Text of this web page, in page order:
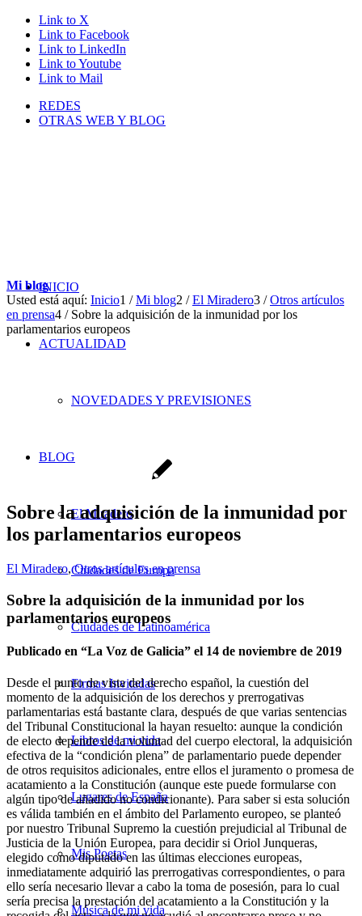
Link to X
Link to Facebook
Link to LinkedIn
Link to Youtube
Link to Mail
REDES
OTRAS WEB Y BLOG
INICIO
ACTUALIDAD
NOVEDADES Y PREVISIONES
BLOG
El Miradero
Ciudades de Europa
Ciudades de Latinoamérica
Firmas Invitadas
Libros de mi vida
Lugares de España
Mis Poetas
Música de mi vida
Mi blog
Usted está aquí: Inicio1 / Mi blog2 / El Miradero3 / Otros artículos
en prensa4 / Sobre la adquisición de la inmunidad por los
parlamentarios europeos
Sobre la adquisición de la inmunidad por
los parlamentarios europeos
El Miradero,Otros artículos en prensa
Sobre la adquisición de la inmunidad por los
parlamentarios europeos
Publicado en “La Voz de Galicia” el 14 de noviembre de 2019
Desde el punto de vista del derecho español, la cuestión del
momento de la adquisición de los derechos y prerrogativas
parlamentarias está bastante clara, después de que varias sentencias
del Tribunal Constitucional la hayan resuelto: aunque la condición
de electo depende de la voluntad del cuerpo electoral, la adquisición
efectiva de la “condición plena” de parlamentario puede depender
de otros requisitos adicionales, entre ellos el juramento o promesa de
acatamiento a la Constitución (aunque este puede formularse con
algún tipo de añadido no condicionante). Para saber si esta solución
es válida también en el ámbito del Parlamento europeo, se planteó
por nuestro Tribunal Supremo la cuestión prejudicial al Tribunal de
Justicia de la Unión Europea, para decidir si Oriol Junqueras,
elegido como diputado en las últimas elecciones europeas,
inmediatamente adquirió las prerrogativas correspondientes, o para
ello sería necesario llevar a cabo la toma de posesión, para lo cual
sería precisa la prestación del acatamiento a la Constitución y la